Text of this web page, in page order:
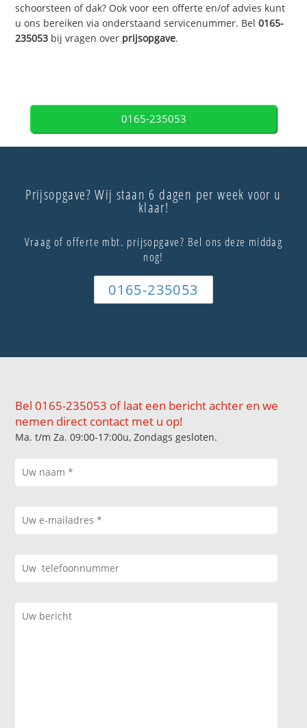
schoorsteen of dak? Ook voor een offerte en/of advies kunt
u ons bereiken via onderstaand servicenummer. Bel0165-
235053 bij vragen over prijsopgave.
0165-235053
Prijsopgave? Wij staan 6 dagen per week voor u
klaar!
Vraag of offerte mbt. prijsopgave? Bel ons deze middag
nog!
0165-235053
Bel 0165-235053 of laat een bericht achter en we
nemen direct contact met u op!
Ma. t/m Za. 09:00-17:00u, Zondags gesloten.